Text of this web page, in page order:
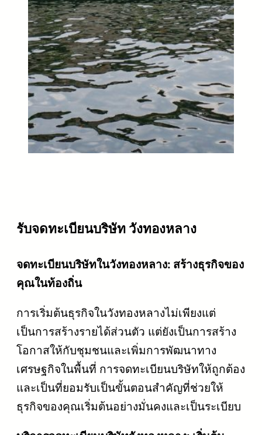
รับจดทะเบียนบริษัท วังทองหลาง
จดทะเบียนบริษัทในวังทองหลาง: สร้างธุรกิจของ
คุณในท้องถิ่น
การเริ่มต้นธุรกิจในวังทองหลางไม่เพียงแต่
เป็นการสร้างรายได้ส่วนตัว แต่ยังเป็นการสร้าง
โอกาสให้กับชุมชนและเพิ่มการพัฒนาทาง
เศรษฐกิจในพื้นที่ การจดทะเบียนบริษัทให้ถูกต้อง
และเป็นที่ยอมรับเป็นขั้นตอนสำคัญที่ช่วยให้
ธุรกิจของคุณเริ่มต้นอย่างมั่นคงและเป็นระเบียบ